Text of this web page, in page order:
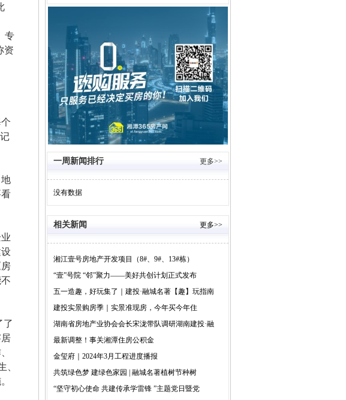
专
资
了
、
广告
一周新闻排行 更多>>
没有数据
更多>>
相关新闻
湘江壹号房地产开发项目（8#、9#、13#栋）
“壹”号院 “邻”聚力——美好共创计划正式发布
五一造趣，好玩集了｜建投·融城名著【趣】玩指南
建投实景购房季｜实景准现房，今年买今年住
湖南省房地产业协会会长宋泷带队调研湖南建投·融
最新调整！事关湘潭住房公积金
金玺府｜2024年3月工程进度播报
共筑绿色梦 建绿色家园 | 融城名著植树节种树
“坚守初心使命 共建传承学雷锋 ”主题党日暨党